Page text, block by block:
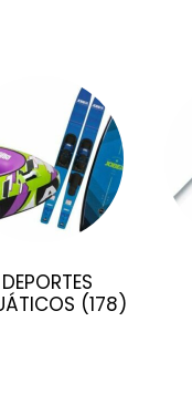
DEPORTES
(178)